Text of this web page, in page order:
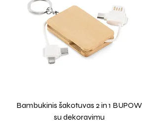
Bambukinis šakotuvas 2 in 1 BUPOW
su dekoravimu